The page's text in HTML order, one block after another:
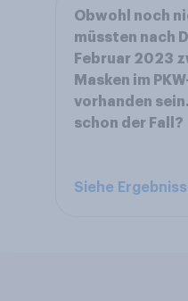
Obwohl noch
müssten nach
Februar 2023
Masken im
vorhanden
schon der Fall?
Siehe